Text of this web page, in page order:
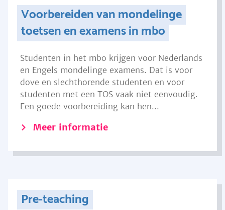
Voorbereiden van mondelinge
toetsen en examens in mbo
Studenten in het mbo krijgen voor Nederlands
en Engels mondelinge examens. Dat is voor
dove en slechthorende studenten en voor
studenten met een TOS vaak niet eenvoudig.
Een goede voorbereiding kan hen...
Meer informatie
Pre-teaching